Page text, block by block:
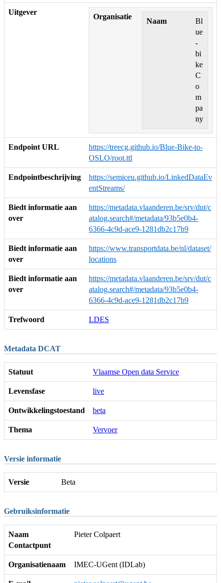
Uitgever
Organisatie
Naam
Bl
ue
-
bi
ke
C
o
m
pa
ny
Endpoint URL
https://treecg.github.io/Blue-Bike-to-
OSLO/root.ttl
Endpointbeschrijving
https://semiceu.github.io/LinkedDataEv
entStreams/
Biedt informatie aan
over
https://metadata.vlaanderen.be/srv/dut/c
atalog.search#/metadata/93b5e0b4-
6366-4c9d-ace9-1281db2c17b9
Biedt informatie aan
over
https://www.transportdata.be/nl/dataset/
locations
Biedt informatie aan
over
https://metadata.vlaanderen.be/srv/dut/c
atalog.search#/metadata/93b5e0b4-
6366-4c9d-ace9-1281db2c17b9
Trefwoord LDES
Metadata DCAT
Statuut Vlaamse Open data Service
Levensfase live
Ontwikkelingstoestand beta
Thema Vervoer
Versie informatie
Versie Beta
Gebruiksinformatie
Naam
Contactpunt
Pieter Colpaert
Organisatienaam IMEC-UGent (IDLab)